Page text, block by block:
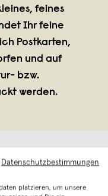
feines
Ihr feine
Postkarten,
und auf
bzw.
werden.
Datenschutzbestimmungen
platzieren, um unsere